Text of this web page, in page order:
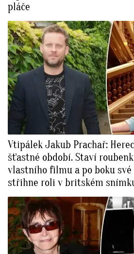
pláče
Vtipálek Jakub Prachař:
šťastné období. Staví
vlastního filmu a po boku
střihne roli v britském